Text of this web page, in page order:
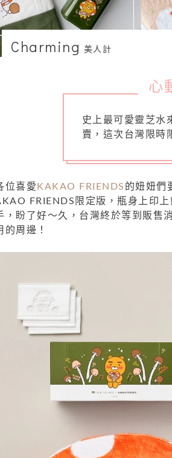
Charming 美人計
心
史上最可愛靈芝水
賣，這次台灣限時
位喜愛 KAKAO FRIENDS 的妞妞們
FRIENDS限定版，瓶身上印
，盼了好～久，台灣終於等到販售
的周邊！